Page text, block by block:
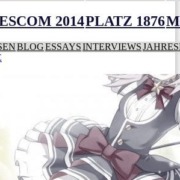
2014PLATZ 1876
BLOGESSAYSINTERVIEWS